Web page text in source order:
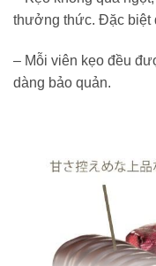
thưởng thức. Đặc biệt
– Mỗi viên kẹo đều
dàng bảo quản.